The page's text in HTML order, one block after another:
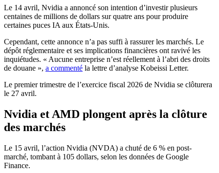
Le 14 avril, Nvidia a annoncé son intention d’investir plusieurs
centaines de millions de dollars sur quatre ans pour produire
certaines puces IA aux États-Unis.
Cependant, cette annonce n’a pas suffi à rassurer les marchés. Le
dépôt réglementaire et ses implications financières ont ravivé les
inquiétudes. « Aucune entreprise n’est réellement à l’abri des droits
de douane », a commenté la lettre d’analyse Kobeissi Letter.
Le premier trimestre de l’exercice fiscal 2026 de Nvidia se clôturera
le 27 avril.
Nvidia et AMD plongent après la clôture
des marchés
Le 15 avril, l’action Nvidia (NVDA) a chuté de 6 % en post-
marché, tombant à 105 dollars, selon les données de Google
Finance.